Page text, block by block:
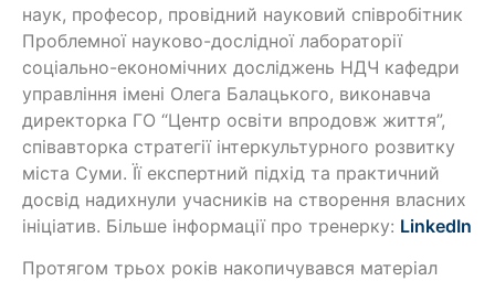
наук, професор, провідний науковий співробітник
Проблемної науково-дослідної лабораторії
соціально-економічних досліджень НДЧ кафедри
управління імені Олега Балацького, виконавча
директорка ГО “Центр освіти впродовж життя”,
співавторка стратегії інтеркультурного розвитку
міста Суми. Її експертний підхід та практичний
досвід надихнули учасників на створення власних
ініціатив. Більше інформації про тренерку: LinkedIn
Протягом трьох років накопичувався матеріал